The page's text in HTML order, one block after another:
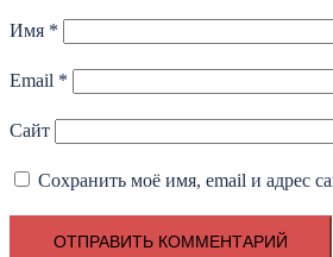
Имя *
Email *
Сайт
Сохранить моё имя, email и адрес